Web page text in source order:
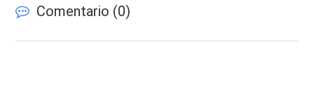
Comentario (0)